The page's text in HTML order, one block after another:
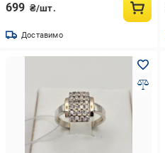
699 ₴/шт.
Доставимо